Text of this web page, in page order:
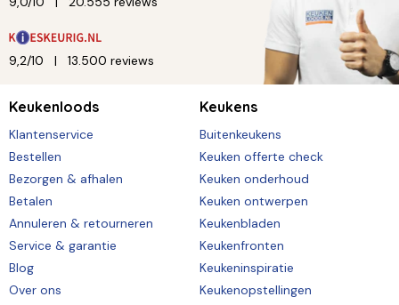
9,2/10 13.500 reviews
Keukenloods
Klantenservice
Bestellen
Bezorgen & afhalen
Betalen
Annuleren & retourneren
Service & garantie
Blog
Over ons
Keukens
Buitenkeukens
Keuken offerte check
Keuken onderhoud
Keuken ontwerpen
Keukenbladen
Keukenfronten
Keukeninspiratie
Keukenopstellingen